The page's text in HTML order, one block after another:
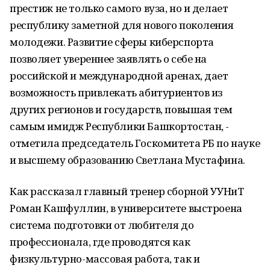
престиж не только самого вуза, но и делает
республику заметной для нового поколения
молодежи. Развитие сферы киберспорта
позволяет увереннее заявлять о себе на
российской и международной аренах, дает
возможность привлекать абитуриентов из
других регионов и государств, повышая тем
самым имидж Республики Башкортостан, -
отметила председатель Госкомитета РБ по науке
и высшему образованию Светлана Мустафина.
Как рассказал главный тренер сборной УУНиТ
Роман Кашфуллин, в университете выстроена
система подготовки от любителя до
профессионала, где проводятся как
физкультурно-массовая работа, так и